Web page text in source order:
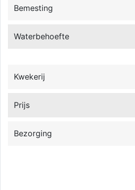
Bemesting
Waterbehoefte
Kwekerij
Prijs
Bezorging